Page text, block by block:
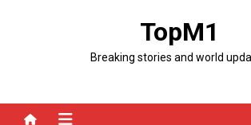
TopM1
Breaking stories and world